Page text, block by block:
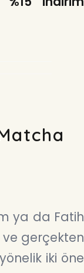
ya da Fatih
ve gerçekten
iki öne